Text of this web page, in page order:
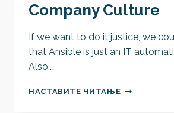
Company Culture
If we want to do it justice, we
that Ansible is just an IT
Also,…
НАСТАВИТЕ ЧИТАЊЕAUTOMATION